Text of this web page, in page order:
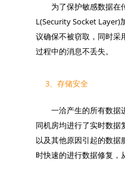
为了保护敏感数据在
L(Security Socket Layer)
议确保不被窃取，同时采
3、存储安全
一洽产生的所有数据
同机房均进行了实时数据
以及其他原因引起的数据
时快速的进行数据修复，